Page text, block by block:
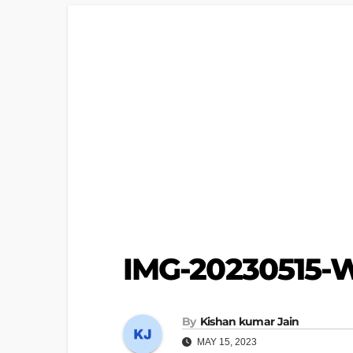
IMG-20230515-
By Kishan kumar Jain
MAY 15, 2023